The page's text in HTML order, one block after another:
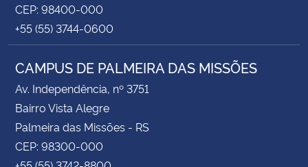
CEP: 98400-000
+55 (55) 3744-0600
CAMPUS DE PALMEIRA DAS MISSÕES
Av. Independência, nº 3751
Bairro Vista Alegre
Palmeira das Missões - RS
CEP: 98300-000